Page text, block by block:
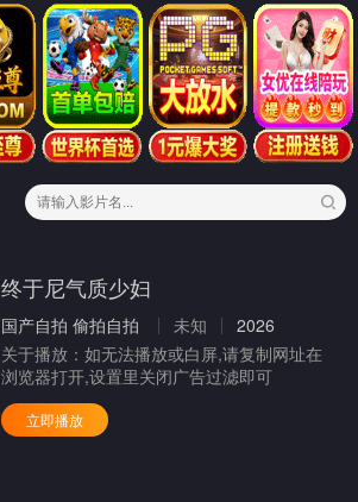
终于尼气质少妇
国产自拍 偷拍自拍 未知
2026
关于播放： 如无法播放或白屏,请复制网址在
浏览器打开,设置里关闭广告过滤即可
立即播放